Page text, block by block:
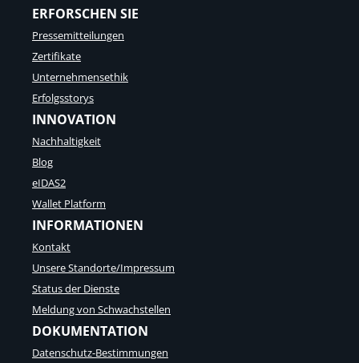
ERFORSCHEN SIE
Pressemitteilungen
Zertifikate
Unternehmensethik
Erfolgsstorys
INNOVATION
Nachhaltigkeit
Blog
eIDAS2
Wallet Platform
INFORMATIONEN
Kontakt
Unsere Standorte/Impressum
Status der Dienste
Meldung von Schwachstellen
DOKUMENTATION
Datenschutz-Bestimmungen